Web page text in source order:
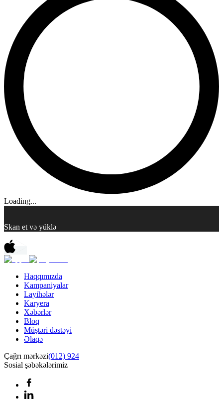
Loading...
Skan et və yüklə
Haqqımızda
Kampaniyalar
Layihələr
Karyera
Xəbərlər
Bloq
Müştəri dəstəyi
Əlaqə
Çağrı mərkəzi(012) 924
Sosial şəbəkələrimiz